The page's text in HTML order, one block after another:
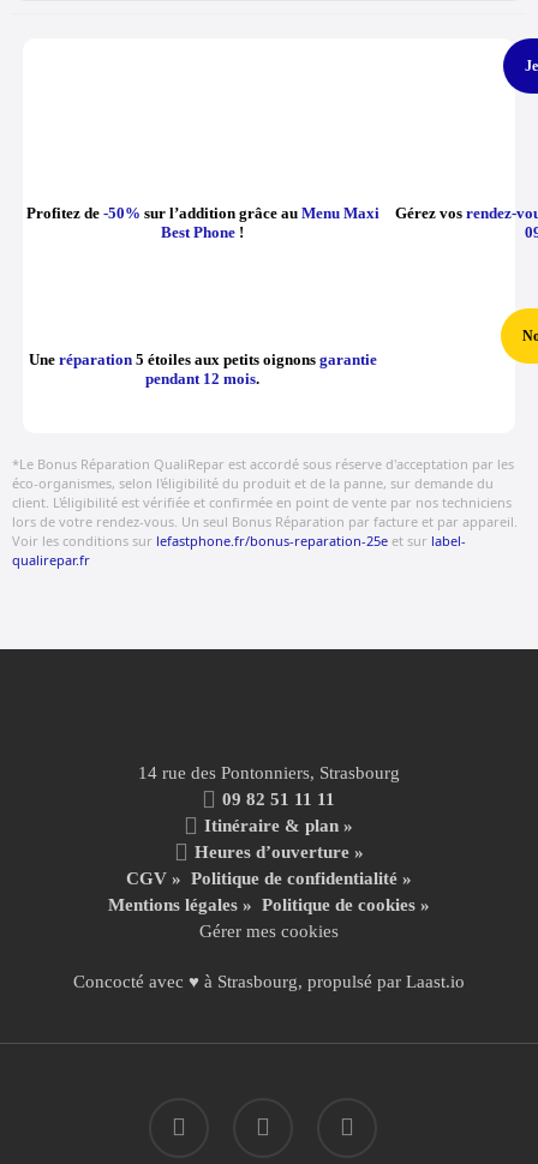
Profitez de -50% sur l’addition grâce au Menu Maxi
Best Phone !
Gérez vosrendez-
Une réparation5 étoiles aux petits oignons garantie
pendant 12 mois.
*Le Bonus Réparation QualiRepar est accordé sous réserve d'acceptation par les
éco-organismes, selon l'éligibilité du produit et de la panne, sur demande du
client. L'éligibilité est vérifiée et confirmée en point de vente par nos techniciens
lors de votre rendez-vous. Un seul Bonus Réparation par facture et par appareil.
Voir les conditions sur lefastphone.fr/bonus-reparation-25e et sur label-
qualirepar.fr
14 rue des Pontonniers, Strasbourg
09 82 51 11 11
Itinéraire & plan »
Heures d’ouverture »
CGV » Politique de confidentialité»
Mentions légales » Politique de cookies »
Gérer mes cookies
Concocté avec ♥ à Strasbourg, propulsé par Laast.io